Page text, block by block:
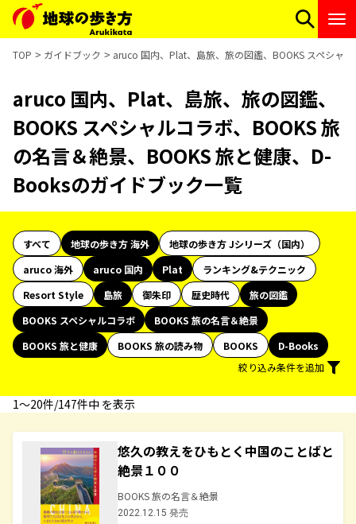
TOP ガイドブック aruco 国内、Plat、島旅、旅の図鑑、BOOKS スペシャ
aruco 国内、Plat、島旅、旅の図鑑、
BOOKS スペシャルコラボ、BOOKS 旅
の名言＆絶景、BOOKS 旅と健康、D-
Booksのガイドブック一覧
すべて 地球の歩き方 海外
地球の歩き方 Jシリーズ（国内）
aruco 海外
aruco 国内 Plat
ランキング&テクニック
Resort Style
島旅 御朱印 歴史時代
旅の図鑑
BOOKS スペシャルコラボ
BOOKS 旅の名言＆絶景
BOOKS 旅と健康
BOOKS 旅の読み物 BOOKS
D-Books
絞り込み条件を追加
1〜20件/147件中 を表示
悠久の教えをひもとく中国のことばと
絶景１００
BOOKS 旅の名言＆絶景
2022.12.15 発売